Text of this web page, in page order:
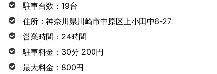
駐車台数：19台
住所：神奈川県川崎市中原区上小田中6-27
営業時間：24時間
駐車料金：30分 200円
最大料金：800円